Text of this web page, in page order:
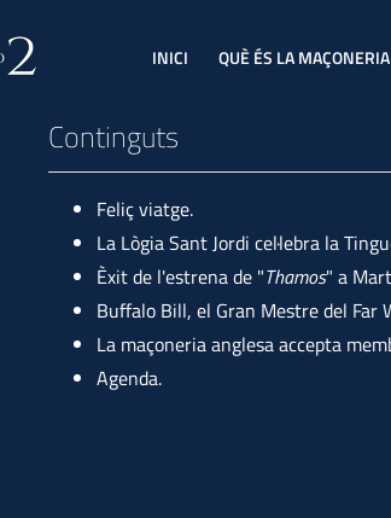
INICI QUÈ ÉS LA MAÇONERIA
Continguts
Feliç viatge.
La Lògia Sant Jordi cel·lebra la
Èxit de l'estrena de "Thamos" a
Buffalo Bill, el Gran Mestre del Far
La maçoneria anglesa accepta
Agenda.